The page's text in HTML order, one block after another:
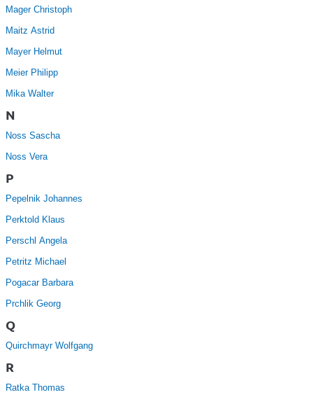
Mager Christoph
Maitz Astrid
Mayer Helmut
Meier Philipp
Mika Walter
N
Noss Sascha
Noss Vera
P
Pepelnik Johannes
Perktold Klaus
Perschl Angela
Petritz Michael
Pogacar Barbara
Prchlik Georg
Q
Quirchmayr Wolfgang
R
Ratka Thomas